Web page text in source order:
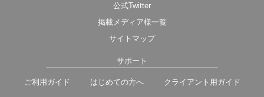
公式Twitter
掲載メディア様一覧
サイトマップ
サポート
ご利用ガイド はじめての方へ クライアント用ガイド